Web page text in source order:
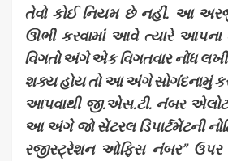
તેવો કોઈ નિયમ છે નહીં. આ
ઊભી કરવામાં આવે ત્યારે આપના
વિગતો અંગે એક વિગતવાર નોંધ
શક્ય હોય તો આ અંગે સોગંદનામું
આપવાથી જી.એસ.ટી. નંબર
આ અંગે જો સેંટરલ ડિપાર્ટમેંટની
રજીસ્ટ્રેશન ઓફિસ નંબર”